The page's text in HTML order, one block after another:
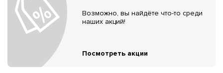
Возможно, вы найдёте что-то среди
наших акций!
Посмотреть акции